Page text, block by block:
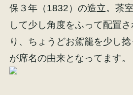
保３年（1832）の造立。茶
して少し角度をふって配置
り、ちょうどお駕籠を少し
が席名の由来となってます。
イベント情報